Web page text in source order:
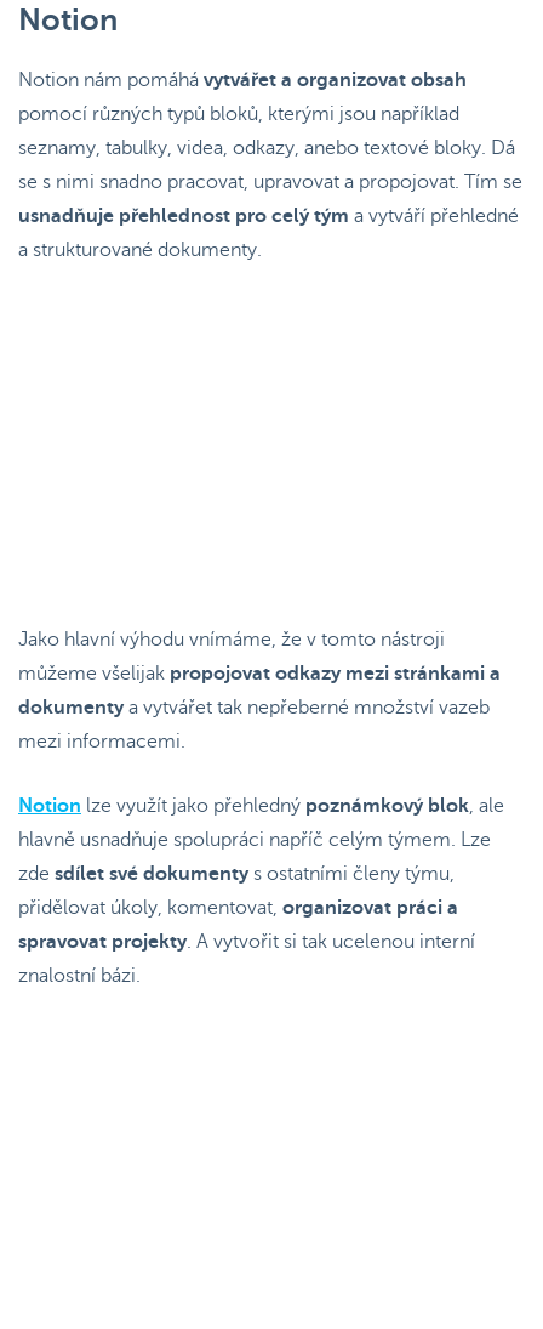
Notion
Notion nám pomáhá vytvářet a organizovat obsah
pomocí různých typů bloků, kterými jsou například
seznamy, tabulky, videa, odkazy, anebo textové bloky. Dá
se s nimi snadno pracovat, upravovat a propojovat. Tím se
usnadňuje přehlednost pro celý tým a vytváří přehledné
a strukturované dokumenty.
Jako hlavní výhodu vnímáme, že v tomto nástroji
můžeme všelijak propojovat odkazy mezi stránkami a
dokumenty a vytvářet tak nepřeberné množství vazeb
mezi informacemi.
Notion lze využít jako přehledný poznámkový blok, ale
hlavně usnadňuje spolupráci napříč celým týmem. Lze
zde sdílet své dokumenty s ostatními členy týmu,
přidělovat úkoly, komentovat, organizovat práci a
spravovat projekty. A vytvořit si tak ucelenou interní
znalostní bázi.